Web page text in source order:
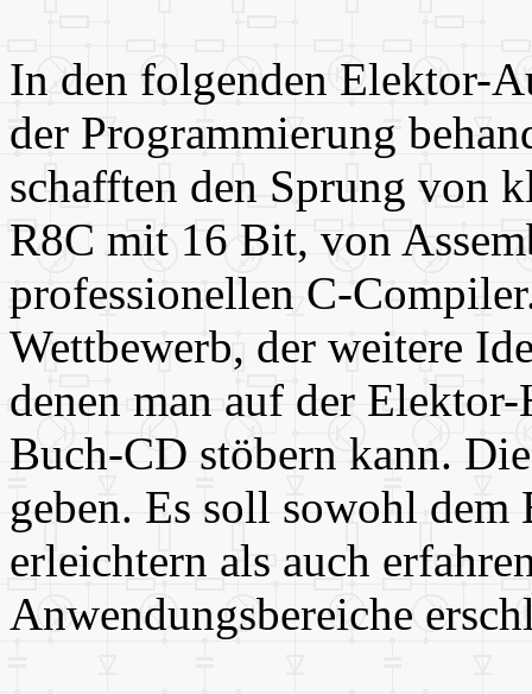
In den folgenden Elektor-
der Programmierung
schafften den Sprung von
R8C mit 16 Bit, von
professionellen C-
Wettbewerb, der weitere
denen man auf der
Buch-CD stöbern kann.
geben. Es soll sowohl dem
erleichtern als auch
Anwendungsbereiche